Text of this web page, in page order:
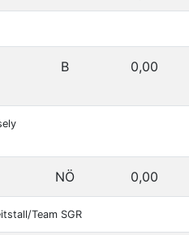
B 0,00
NÖ 0,00
Team SGR